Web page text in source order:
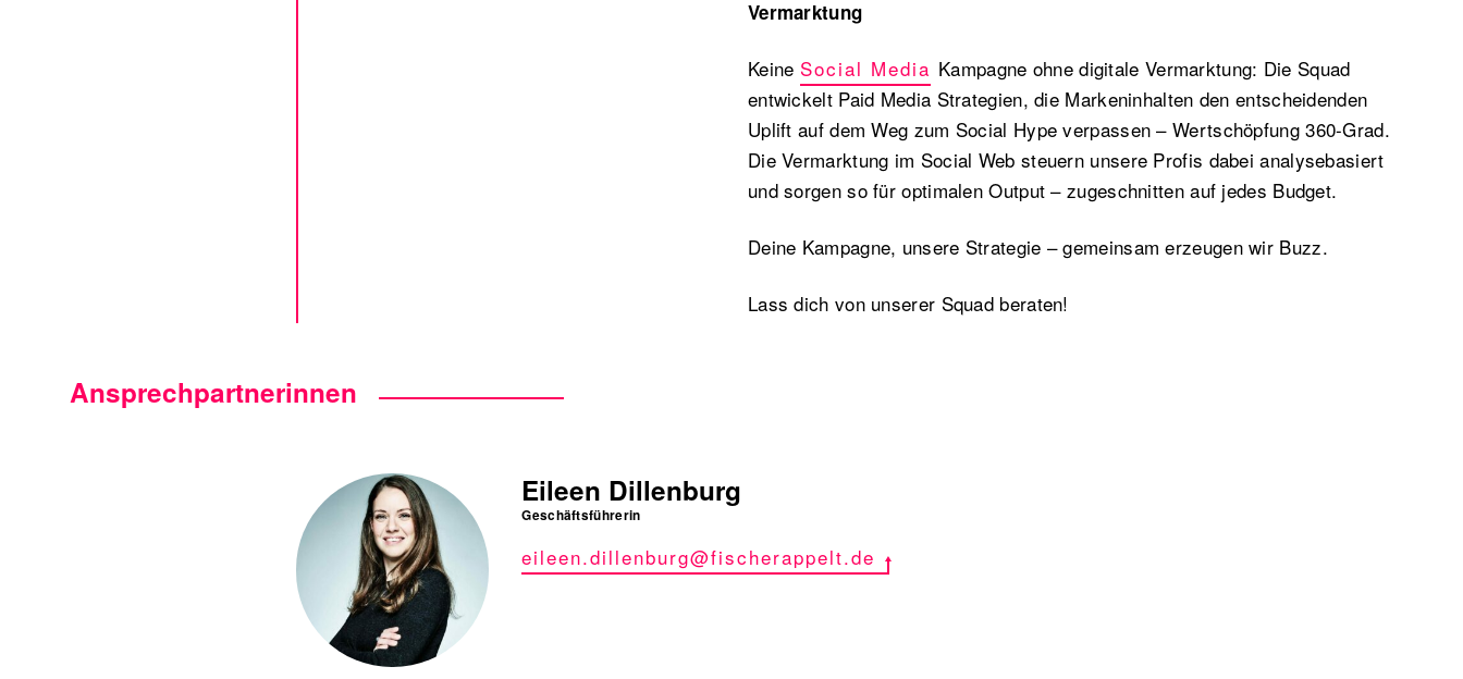
Vermarktung
Keine Social Media Kampagne ohne digitale Vermarktung: Die Squad
entwickelt Paid Media Strategien, die Markeninhalten den entscheidenden
Uplift auf dem Weg zum Social Hype verpassen – Wertschöpfung 360-Grad.
Die Vermarktung im Social Web steuern unsere Profis dabei analysebasiert
und sorgen so für optimalen Output – zugeschnitten auf jedes Budget.
Deine Kampagne, unsere Strategie – gemeinsam erzeugen wir Buzz.
Lass dich von unserer Squad beraten!
Ansprechpartnerinnen
Eileen Dillenburg
Geschäftsführerin
eileen.dillenburg@fischerappelt.de